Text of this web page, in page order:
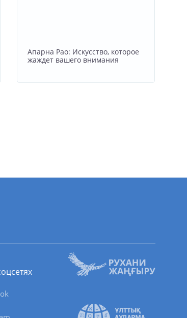
Апарна Рао: Искусство, которое
жаждет вашего внимания